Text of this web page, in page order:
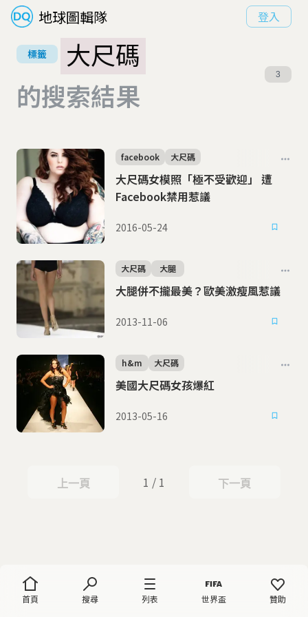
地球圖輯隊 登入
首頁 搜尋 列表 世界盃 贊助
標籤
大尺碼
的搜索結果
3
大尺碼女模照「極不受歡迎」 遭
Facebook禁用惹議
facebook 大尺碼
2016-05-24
大腿併不攏最美？歐美激瘦風惹議
大尺碼 大腿
2013-11-06
美國大尺碼女孩爆紅
h&m 大尺碼
2013-05-16
上一頁
上一頁 1 / 1 下一頁
下一頁